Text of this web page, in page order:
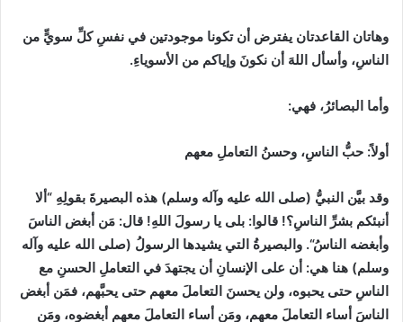
وهاتان القاعدتان يفترض أن تكونا موجودتين في نفسِ كلِّ سويٍّ من
الناسِ، وأسأل اللهَ أن نكونَ وإياكم من الأسوياءِ.
وأما البصائرُ، فهي:
أولاً: حبُّ الناسِ، وحسنُ التعاملِ معهم
وقد بيَّن النبيُّ (صلى الله عليه وآله وسلم) هذه البصيرةَ بقولِهِ “ألا
أنبئكم بشرِّ الناسِ؟! قالوا: بلى يا رسولَ اللهِ! قال: مَن‏ أبغض‏ الناسَ‏
وأبغضه الناسُ“. والبصيرةُ التي يشيدها الرسولُ (صلى الله عليه وآله
وسلم) هنا هي: أن على الإنسانِ أن يجتهدَ في التعاملِ الحسنِ مع
الناسِ حتى يحبوه، ولن يحسنَ التعاملَ معهم حتى يحبَّهم، فمَن أبغض
الناسَ أساء التعاملَ معهم، ومَن أساء التعاملَ معهم أبغضوه، ومَن